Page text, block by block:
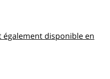
disponible en